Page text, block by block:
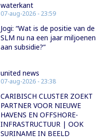
waterkant
07-aug-2026 - 23:59
Jogi: “Wat is de positie van de
SLM nu na een jaar miljoenen
aan subsidie?”
united news
07-aug-2026 - 23:38
CARIBISCH CLUSTER ZOEKT
PARTNER VOOR NIEUWE
HAVENS EN OFFSHORE-
INFRASTRUCTUUR | OOK
SURINAME IN BEELD